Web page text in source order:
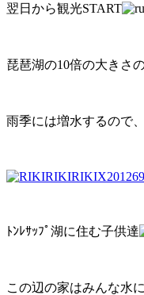
翌日から観光START
琵琶湖の10倍の大きさ
雨季には増水するので
ﾄﾝﾚｻｯﾌﾟ湖に住む子供達
この辺の家はみんな水